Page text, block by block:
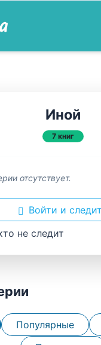
Иной
7 книг
отсутствует.
Войти и
не следит
Популярные